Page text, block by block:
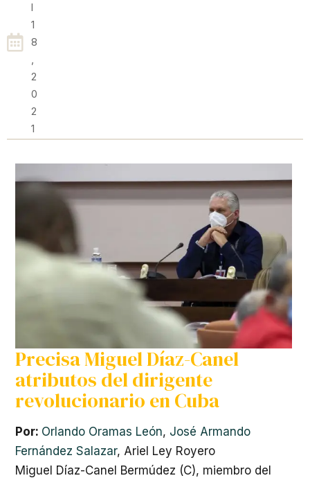
L
1
8
,
2
0
2
1
Precisa Miguel Díaz-Canel
atributos del dirigente
revolucionario en Cuba
Por: Orlando Oramas León, José Armando
Fernández Salazar, Ariel Ley Royero
Miguel Díaz-Canel Bermúdez (C), miembro del